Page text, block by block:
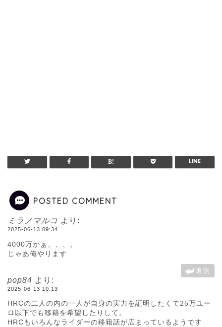
POSTED COMMENT
ミラノマルコ より:
2025-06-13 09:34
4000万かぁ、、、。
じゃあ俺やります
返信
pop84 より:
2025-06-13 10:13
HRCの二人の内の一人が自身の実力を証明したくて25万ユー
ロ以下でも移籍を希望したりして。
HRCもいろんなライダーの移籍話が広まっているようです